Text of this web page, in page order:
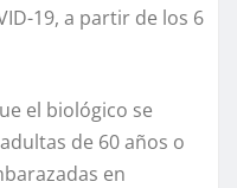
19, a partir de los 6
el biológico se
de 60 años o
en